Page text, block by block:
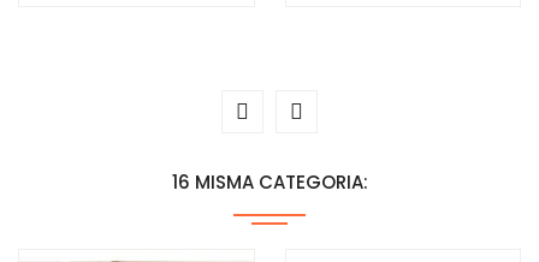
16 MISMA CATEGORIA: